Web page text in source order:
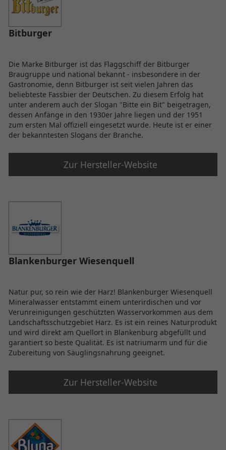
Bitburger
Die Marke Bitburger ist das Flaggschiff der Bitburger
Braugruppe und national bekannt - insbesondere in der
Gastronomie, denn Bitburger ist seit vielen Jahren das
beliebteste Fassbier der Deutschen. Zu diesem Erfolg hat
unter anderem auch der Slogan "Bitte ein Bit" beigetragen,
dessen Anfänge in den 1930er Jahre liegen und der 1951
zum ersten Mal offiziell eingesetzt wurde. Heute ist er einer
der bekanntesten Slogans der Branche.
Zur Hersteller-Website
Blankenburger Wiesenquell
Natur pur, so rein wie der Harz! Blankenburger Wiesenquell
Mineralwasser entstammt einem unterirdischen und vor
Verunreinigungen geschützten Wasservorkommen aus dem
Landschaftsschutzgebiet Harz. Es ist ein reines Naturprodukt
und wird direkt am Quellort in Blankenburg abgefüllt und
garantiert so beste Qualität. Es ist natriumarm und für die
Zubereitung von Säuglingsnahrung geeignet.
Zur Hersteller-Website